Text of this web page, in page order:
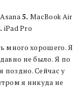
Asana5. MacBook Air
iPad Pro
много хорошего. Я
не было. Я по
поздно. Сейчас у
я никуда не